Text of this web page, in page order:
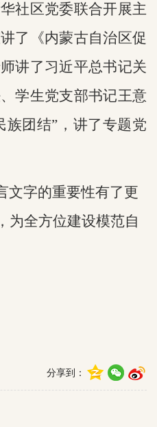
社区党委联合开展主
了《内蒙古自治区促
讲了习近平总书记关
学生党支部书记王意
族团结”，讲了专题党
文字的重要性有了更
为全方位建设模范自
分享到：